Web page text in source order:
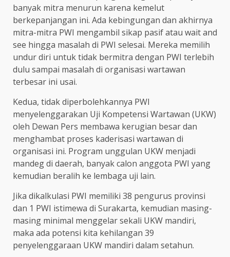
banyak mitra menurun karena kemelut
berkepanjangan ini. Ada kebingungan dan akhirnya
mitra-mitra PWI mengambil sikap pasif atau wait and
see hingga masalah di PWI selesai. Mereka memilih
undur diri untuk tidak bermitra dengan PWI terlebih
dulu sampai masalah di organisasi wartawan
terbesar ini usai.
Kedua, tidak diperbolehkannya PWI
menyelenggarakan Uji Kompetensi Wartawan (UKW)
oleh Dewan Pers membawa kerugian besar dan
menghambat proses kaderisasi wartawan di
organisasi ini. Program unggulan UKW menjadi
mandeg di daerah, banyak calon anggota PWI yang
kemudian beralih ke lembaga uji lain.
Jika dikalkulasi PWI memiliki 38 pengurus provinsi
dan 1 PWI istimewa di Surakarta, kemudian masing-
masing minimal menggelar sekali UKW mandiri,
maka ada potensi kita kehilangan 39
penyelenggaraan UKW mandiri dalam setahun.